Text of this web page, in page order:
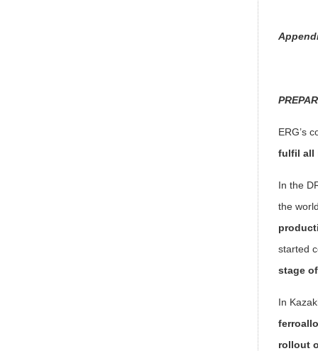
ERG’s
fulfil all
In the
the
started
stage
In
rollout